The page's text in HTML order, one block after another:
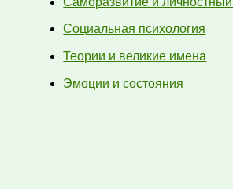
Социальная психология
Теории и великие имена
Эмоции и состояния